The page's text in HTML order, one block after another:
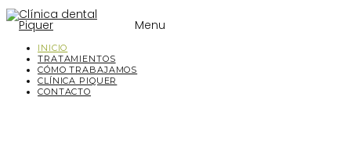
Menu
INICIO
TRATAMIENTOS
CÓMO TRABAJAMOS
CLÍNICA PIQUER
CONTACTO